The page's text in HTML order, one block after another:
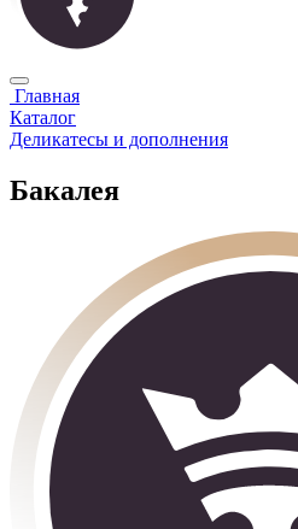
Главная
Каталог
Деликатесы и дополнения
Бакалея